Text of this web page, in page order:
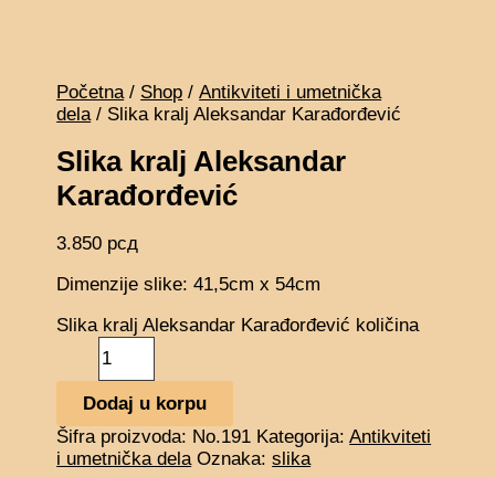
Početna/ Shop /Antikviteti i umetnička
dela/ Slika kralj Aleksandar Karađorđević
Slika kralj Aleksandar
Karađorđević
3.850 рсд
Dimenzije slike: 41,5cm x 54cm
Slika kralj Aleksandar Karađorđević količina
Dodaj u korpu
Šifra proizvoda: No.191 Kategorija:Antikviteti
i umetnička dela Oznaka:slika